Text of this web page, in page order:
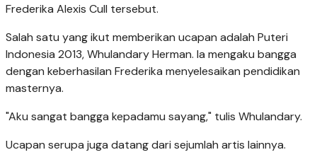
Frederika Alexis Cull tersebut.
Salah satu yang ikut memberikan ucapan adalah Puteri
Indonesia 2013, Whulandary Herman. Ia mengaku bangga
dengan keberhasilan Frederika menyelesaikan pendidikan
masternya.
"Aku sangat bangga kepadamu sayang," tulis Whulandary.
Ucapan serupa juga datang dari sejumlah artis lainnya.